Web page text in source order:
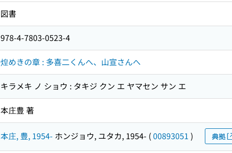
図書
978-4-7803-0523-4
煌めきの章 : 多喜二くんへ、山宣さんへ
キラメキ ノ ショウ : タキジ クン エ ヤマセン サン エ
本庄豊 著
本庄, 豊, 1954- ホンジョウ, ユタカ, 1954- (00893051 ) 典拠